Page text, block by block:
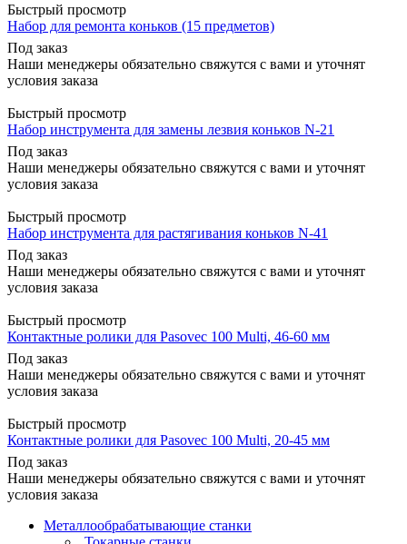
Быстрый просмотр
Набор для ремонта коньков (15 предметов)
Под заказ
Наши менеджеры обязательно свяжутся с вами и уточнят
условия заказа
Быстрый просмотр
Набор инструмента для замены лезвия коньков N-21
Под заказ
Наши менеджеры обязательно свяжутся с вами и уточнят
условия заказа
Быстрый просмотр
Набор инструмента для растягивания коньков N-41
Под заказ
Наши менеджеры обязательно свяжутся с вами и уточнят
условия заказа
Быстрый просмотр
Контактные ролики для Pasovec 100 Multi, 46-60 мм
Под заказ
Наши менеджеры обязательно свяжутся с вами и уточнят
условия заказа
Быстрый просмотр
Контактные ролики для Pasovec 100 Multi, 20-45 мм
Под заказ
Наши менеджеры обязательно свяжутся с вами и уточнят
условия заказа
Металлообрабатывающие станки